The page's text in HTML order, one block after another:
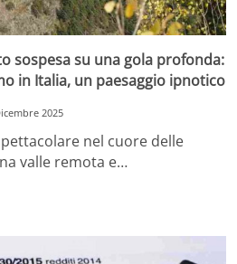
sospesa su una gola profonda:
in Italia, un paesaggio ipnotico
2025
nel cuore delle
valle remota e…